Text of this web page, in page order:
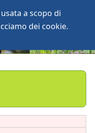
a scopo di
dei cookie.
login